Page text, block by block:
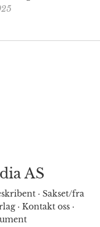
AS
· Sakset/fra
· Kontakt oss·